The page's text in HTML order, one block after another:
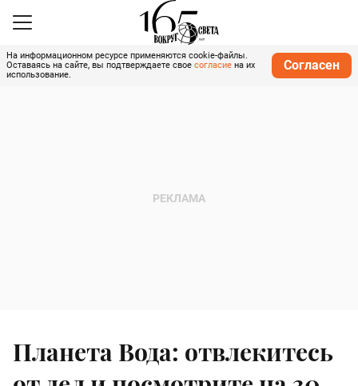
На информационном ресурсе применяются cookie-файлы.
Оставаясь на сайте, вы подтверждаете свое согласие на их
использование.
Согласен
Планета Вода: отвлекитесь